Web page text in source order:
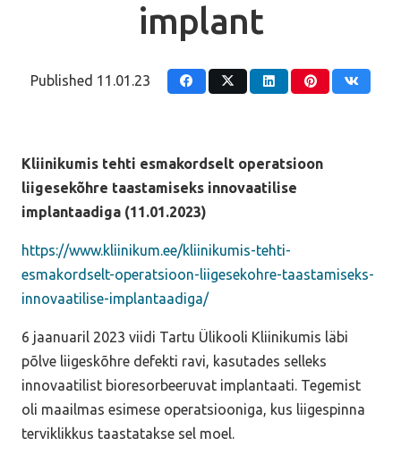
implant
Published 11.01.23
Kliinikumis tehti esmakordselt operatsioon
liigesekõhre taastamiseks innovaatilise
implantaadiga (11.01.2023)
https://www.kliinikum.ee/kliinikumis-tehti-
esmakordselt-operatsioon-liigesekohre-taastamiseks-
innovaatilise-implantaadiga/
6 jaanuaril 2023 viidi Tartu Ülikooli Kliinikumis läbi
põlve liigeskõhre defekti ravi, kasutades selleks
innovaatilist bioresorbeeruvat implantaati. Tegemist
oli maailmas esimese operatsiooniga, kus liigespinna
terviklikkus taastatakse sel moel.